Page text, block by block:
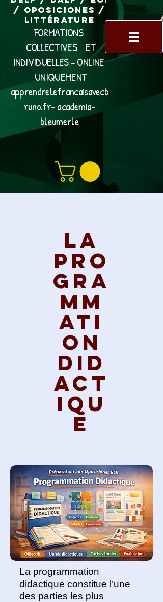
/ Oposiciones /
Littérature
FORMATIONS
COLLECTIVES ET
INDIVIDUELLES - ONLINE
UNIQUEMENT
apprendrelefrancaisavecb
runo.fr- academia-
bleumerle
La
pro
gra
mm
ati
on
did
act
iqu
e
La programmation
didactique constitue l’une
des parties les plus